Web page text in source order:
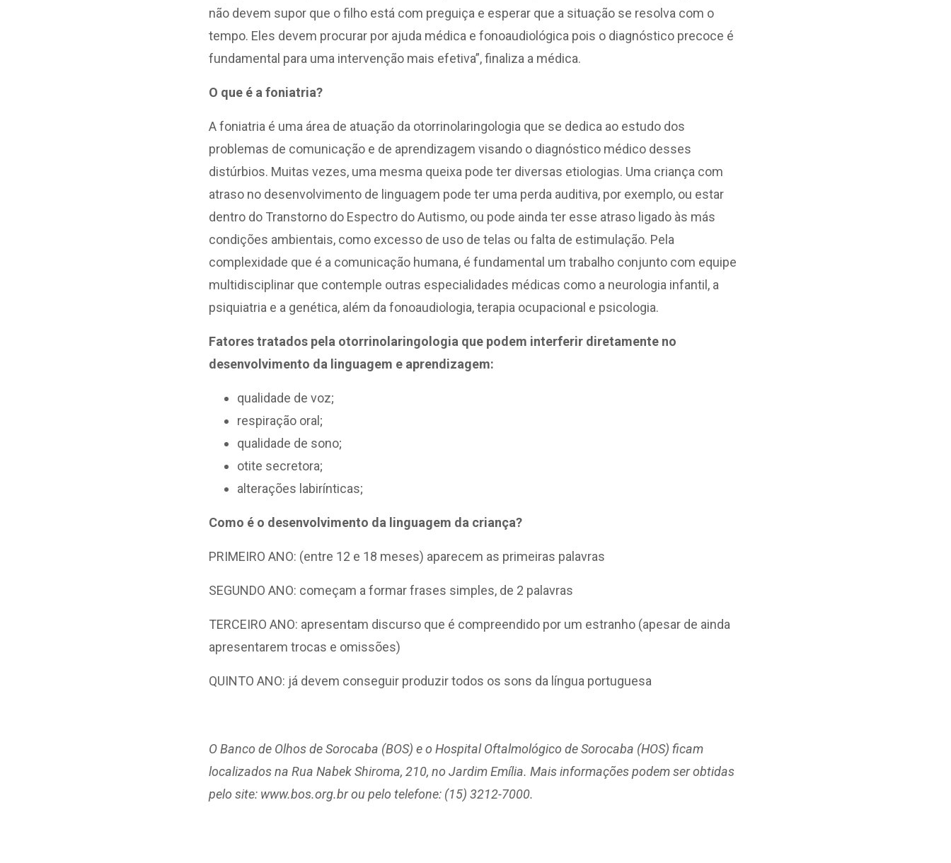
não devem supor que o filho está com preguiça e esperar que a situação se resolva com o
tempo. Eles devem procurar por ajuda médica e fonoaudiológica pois o diagnóstico precoce é
fundamental para uma intervenção mais efetiva”, finaliza a médica.
O que é a foniatria?
A foniatria é uma área de atuação da otorrinolaringologia que se dedica ao estudo dos
problemas de comunicação e de aprendizagem visando o diagnóstico médico desses
distúrbios. Muitas vezes, uma mesma queixa pode ter diversas etiologias. Uma criança com
atraso no desenvolvimento de linguagem pode ter uma perda auditiva, por exemplo, ou estar
dentro do Transtorno do Espectro do Autismo, ou pode ainda ter esse atraso ligado às más
condições ambientais, como excesso de uso de telas ou falta de estimulação. Pela
complexidade que é a comunicação humana, é fundamental um trabalho conjunto com equipe
multidisciplinar que contemple outras especialidades médicas como a neurologia infantil, a
psiquiatria e a genética, além da fonoaudiologia, terapia ocupacional e psicologia.
Fatores tratados pela otorrinolaringologia que podem interferir diretamente no
desenvolvimento da linguagem e aprendizagem:
qualidade de voz;
respiração oral;
qualidade de sono;
otite secretora;
alterações labirínticas;
Como é o desenvolvimento da linguagem da criança?
PRIMEIRO ANO: (entre 12 e 18 meses) aparecem as primeiras palavras
SEGUNDO ANO: começam a formar frases simples, de 2 palavras
TERCEIRO ANO: apresentam discurso que é compreendido por um estranho (apesar de ainda
apresentarem trocas e omissões)
QUINTO ANO: já devem conseguir produzir todos os sons da língua portuguesa
O Banco de Olhos de Sorocaba (BOS) e o Hospital Oftalmológico de Sorocaba (HOS) ficam
localizados na Rua Nabek Shiroma, 210, no Jardim Emília. Mais informações podem ser obtidas
pelo site: www.bos.org.br ou pelo telefone: (15) 3212-7000.